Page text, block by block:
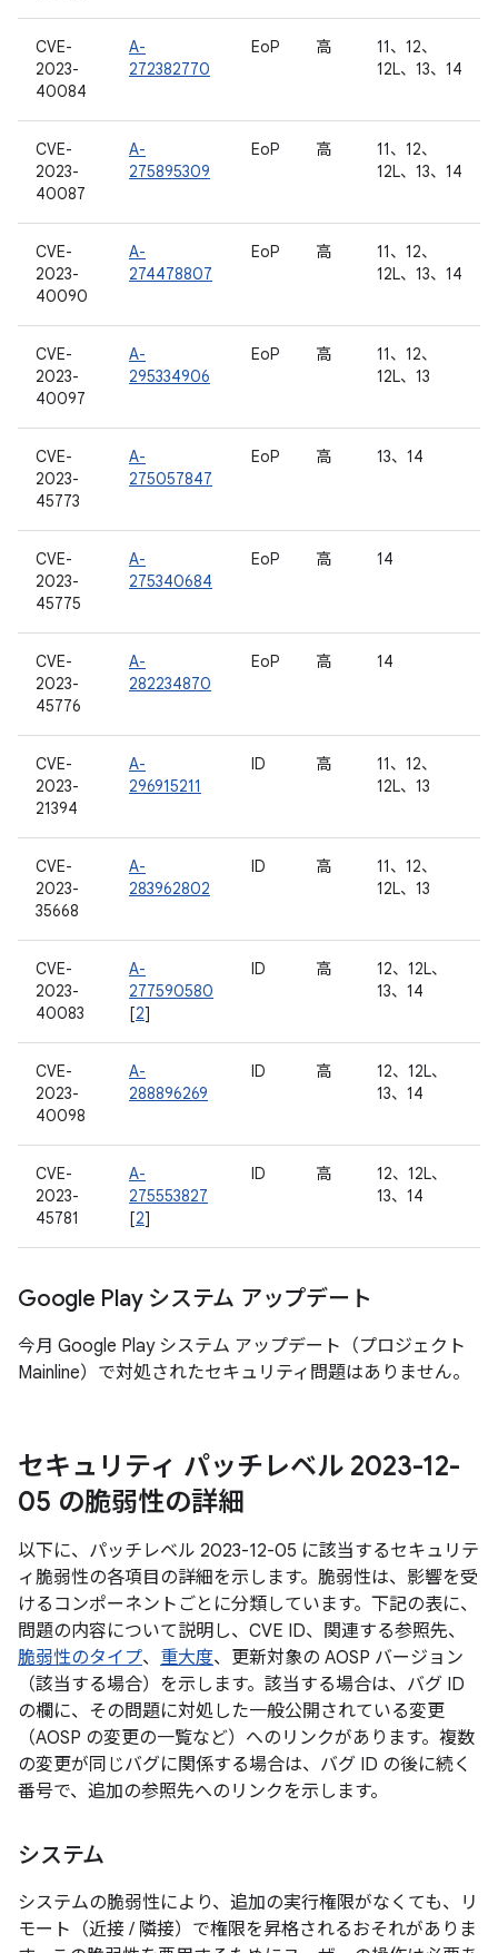
CVE-
2023-
40084
A-
272382770
EoP 高
11、12、
12L、13、14
CVE-
2023-
40087
A-
275895309
EoP 高
11、12、
12L、13、14
CVE-
2023-
40090
A-
274478807
EoP 高
11、12、
12L、13、14
CVE-
2023-
40097
A-
295334906
EoP 高
11、12、
12L、13
CVE-
2023-
45773
A-
275057847
EoP 高 13、14
CVE-
2023-
45775
A-
275340684
EoP 高 14
CVE-
2023-
45776
A-
282234870
EoP 高 14
CVE-
2023-
21394
A-
296915211
ID 高
11、12、
12L、13
CVE-
2023-
35668
A-
283962802
ID 高
11、12、
12L、13
CVE-
2023-
40083
A-
277590580
[2]
ID 高
12、12L、
13、14
CVE-
2023-
40098
A-
288896269
ID 高
12、12L、
13、14
CVE-
2023-
45781
A-
275553827
[2]
ID 高
12、12L、
13、14
Google Play システム アップデート
今月 Google Play システム アップデート（プロジェクト
Mainline）で対処されたセキュリティ問題はありません。
セキュリティ パッチレベル 2023-12-
05 の脆弱性の詳細
以下に、パッチレベル 2023-12-05 に該当するセキュリテ
ィ脆弱性の各項目の詳細を示します。脆弱性は、影響を受
けるコンポーネントごとに分類しています。下記の表に、
問題の内容について説明し、CVE ID、関連する参照先、
脆弱性のタイプ、 重大度、更新対象の AOSP バージョン
（該当する場合）を示します。該当する場合は、バグ ID
の欄に、その問題に対処した一般公開されている変更
（AOSP の変更の一覧など）へのリンクがあります。複数
の変更が同じバグに関係する場合は、バグ ID の後に続く
番号で、追加の参照先へのリンクを示します。
システム
システムの脆弱性により、追加の実行権限がなくても、リ
モート（近接 / 隣接）で権限を昇格されるおそれがありま